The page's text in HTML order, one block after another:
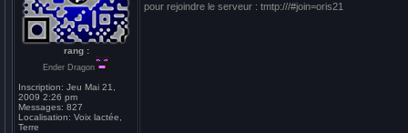
rang :
Ender Dragon
Inscription: Jeu Mai 21,
2009 2:26 pm
Messages: 827
Localisation: Voix lactée,
Terre
pour rejoindre le serveur : tmtp:///#join=oris21